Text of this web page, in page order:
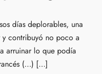
días deplorables, una
contribuyó no poco a
arruinar lo que podía
(…) […]